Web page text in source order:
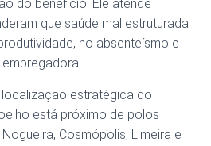
do benefício. Ele atende
que saúde mal estruturada
no absenteísmo e
estratégica do
está próximo de polos
Cosmópolis, Limeira e